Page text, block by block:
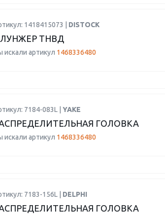
1418415073 | DISTOCK
ТНВД
искали артикул 1468336480
7184-083L | YAKE
ГОЛОВКА
искали артикул 1468336480
7183-156L | DELPHI
ГОЛОВКА